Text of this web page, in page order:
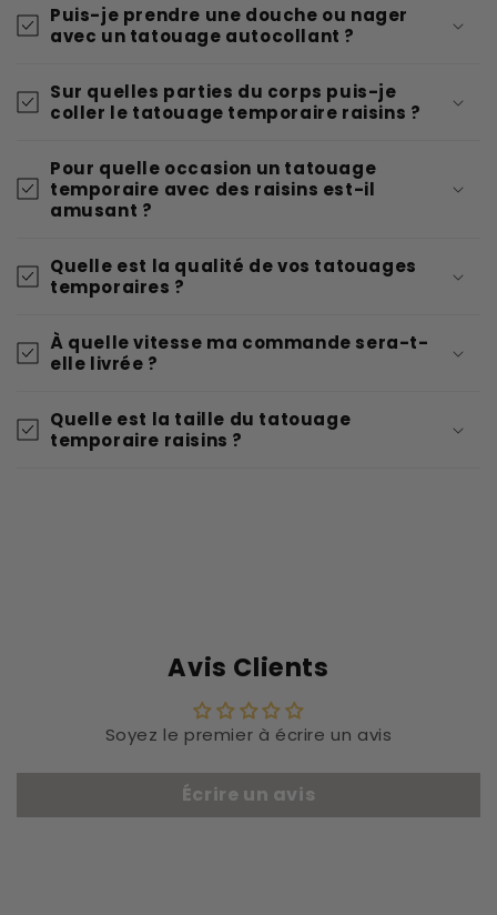
Puis-je prendre une douche ou nager
avec un tatouage autocollant ?
Sur quelles parties du corps puis-je
coller le tatouage temporaire raisins ?
Pour quelle occasion un tatouage
temporaire avec des raisins est-il
amusant ?
Quelle est la qualité de vos tatouages
temporaires ?
À quelle vitesse ma commande sera-t-
elle livrée ?
Quelle est la taille du tatouage
temporaire raisins ?
Avis Clients
Soyez le premier à écrire un avis
Écrire un avis